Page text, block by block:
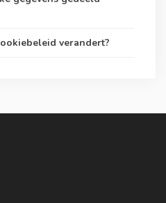
verandert?